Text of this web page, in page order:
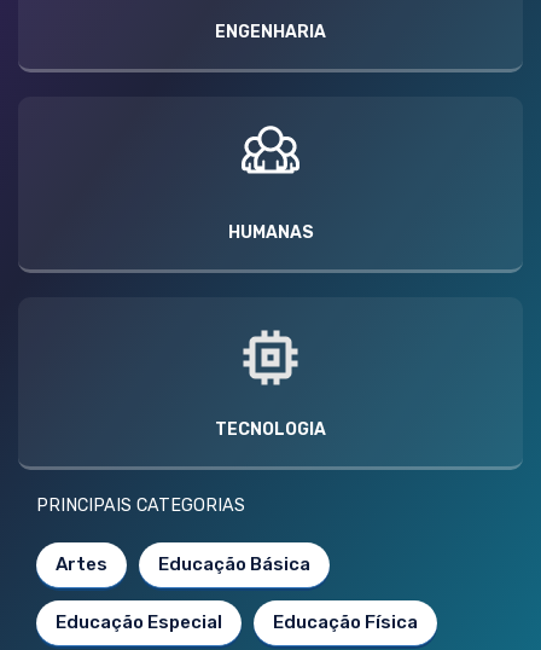
ENGENHARIA
HUMANAS
TECNOLOGIA
PRINCIPAIS CATEGORIAS
Artes Educação Básica
Educação Especial Educação Física